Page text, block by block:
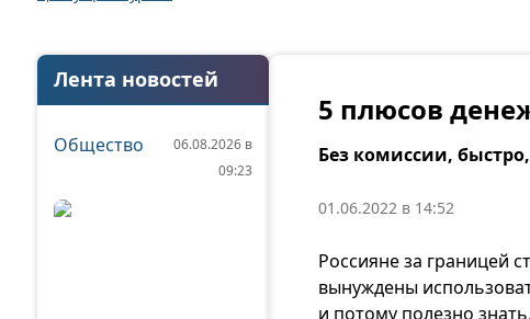
Лента новостей
Общество
06.08.2026 в
09:23
5 плюсов
Без комиссии,
01.06.2022 в 14:52
Россияне за границей
вынуждены
и потому полезно